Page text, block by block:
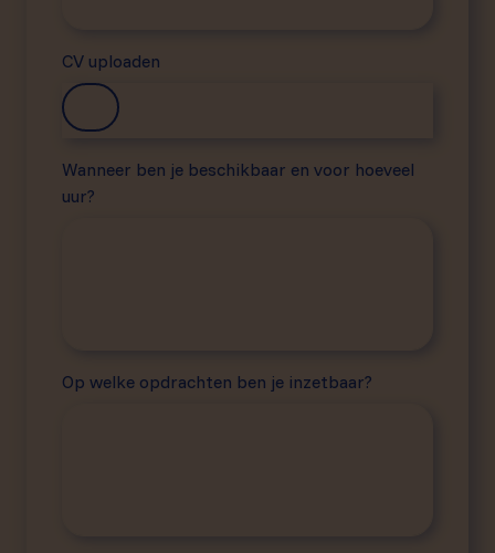
CV uploaden
Wanneer ben je beschikbaar en voor hoeveel
uur?
Op welke opdrachten ben je inzetbaar?